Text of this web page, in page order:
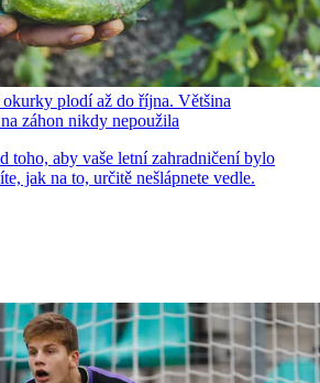
plodí až do října. Většina
záhon nikdy nepoužila
toho, aby vaše letní zahradničení bylo
jak na to, určitě nešlápnete vedle.